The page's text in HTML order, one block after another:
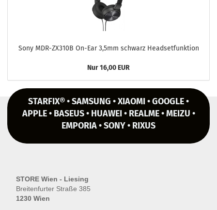
Sony MDR-​ZX310B On-​Ear 3,5mm schwarz Head­set­funk­ti­on
Nur 16,00 EUR
STARFIX® • SAMSUNG • XIAOMI • GOOGLE •
APPLE • BASEUS • HUAWEI • REALME • MEIZU •
EMPORIA • SONY • RIXUS
STORE Wien - Liesing
Breitenfurter Straße 385
1230 Wien